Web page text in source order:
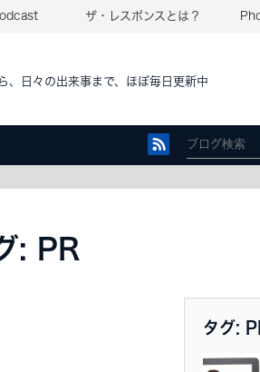
ザ・レスポンスとは？
、日々の出来事まで、ほぼ毎日更新中
: PR
タグ: